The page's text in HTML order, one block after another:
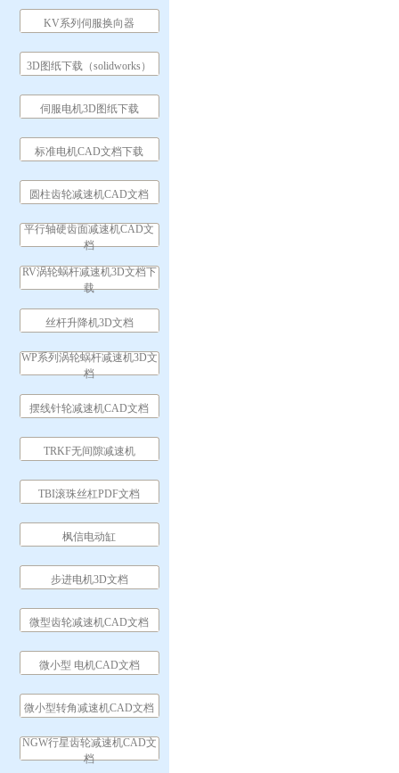
KV系列伺服换向器
3D图纸下载（solidworks）
伺服电机3D图纸下载
标准电机CAD文档下载
圆柱齿轮减速机CAD文档
平行轴硬齿面减速机CAD文
档
RV涡轮蜗杆减速机3D文档下
载
丝杆升降机3D文档
WP系列涡轮蜗杆减速机3D文
档
摆线针轮减速机CAD文档
TRKF无间隙减速机
TBI滚珠丝杠PDF文档
枫信电动缸
步进电机3D文档
微型齿轮减速机CAD文档
微小型 电机CAD文档
微小型转角减速机CAD文档
NGW行星齿轮减速机CAD文
档